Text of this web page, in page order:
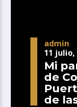
admin
11 julio,
Mi
de
de